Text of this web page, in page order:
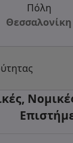
Πόλη
Θεσσαλονίκη